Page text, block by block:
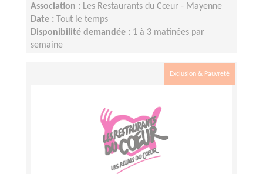
Association : Les Restaurants du Cœur - Mayenne
Date :
Tout le temps
Disponibilité demandée : 1 à 3 matinées par
semaine
Exclusion & Pauvreté